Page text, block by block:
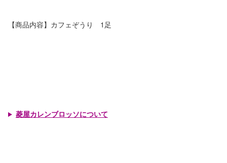
【商品内容】カフェぞうり 1足
菱屋カレンブロッソについて